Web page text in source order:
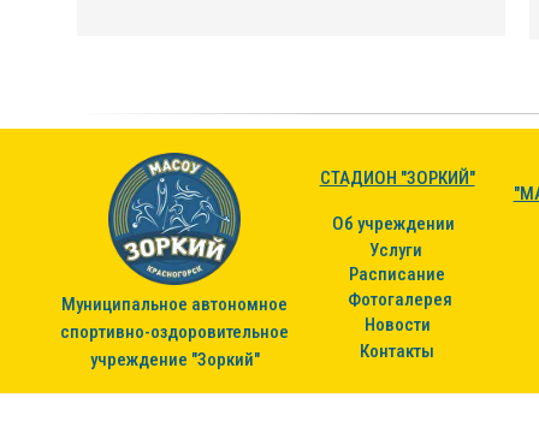
Муниципальное автономное
спортивно-оздоровительное
учреждение "Зоркий"
СТАДИОН "ЗОРКИЙ"
Услуги
Об учреждении
Расписание
Фотогалерея
Новости
Контакты